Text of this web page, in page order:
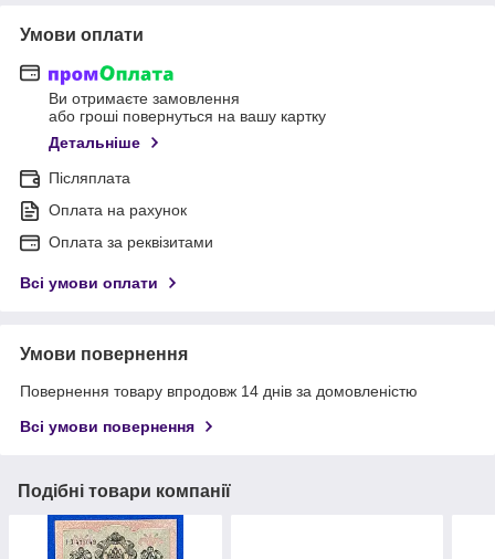
Умови оплати
Ви отримаєте замовлення
або гроші повернуться на вашу картку
Детальніше
Післяплата
Оплата на рахунок
Оплата за реквізитами
Всі умови оплати
Умови повернення
Повернення товару впродовж 14 днів за домовленістю
Всі умови повернення
Подібні товари компанії